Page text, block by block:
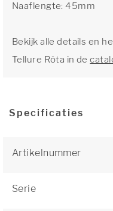
Naaflengte: 45mm
Bekijk alle details en
Tellure Rôta in de
Specificaties
Artikelnummer
Serie